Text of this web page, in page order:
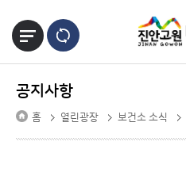
공지사항
홈 열린광장 보건소 소식